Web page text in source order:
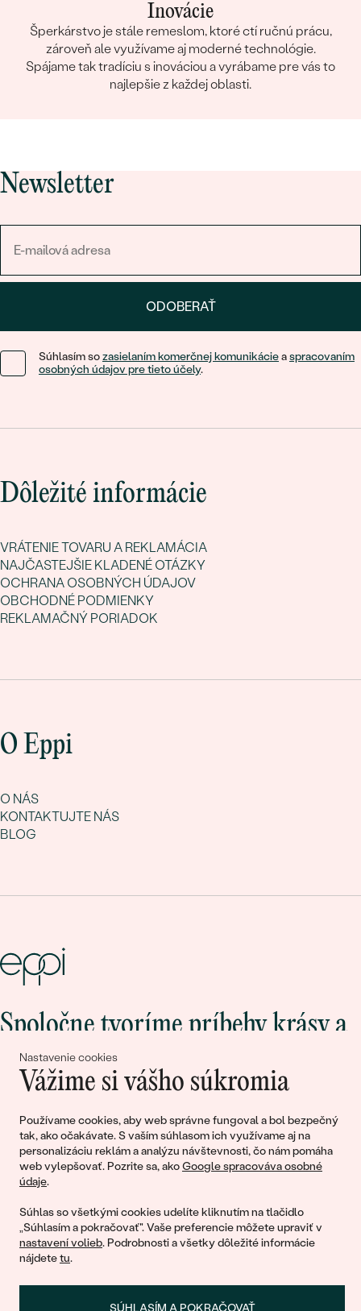
Nastavenie cookies
Vážime si vášho súkromia
Používame cookies, aby web správne fungoval a bol bezpečný
tak, ako očakávate. S vaším súhlasom ich využívame aj na
personalizáciu reklám a analýzu návštevnosti, čo nám pomáha
web vylepšovať. Pozrite sa, akoGoogle spracováva osobné
údaje.
Súhlas so všetkými cookies udelíte kliknutím na tlačidlo
„Súhlasím a pokračovať". Vaše preferencie môžete upraviť v
nastavení volieb. Podrobnosti a všetky dôležité informácie
nájdetetu.
SÚHLASÍM A POKRAČOVAŤ
Inovácie
Šperkárstvo je stále remeslom, ktoré ctí ručnú prácu,
zároveň ale využívame aj moderné technológie.
Spájame tak tradíciu s inováciou a vyrábame pre vás to
najlepšie z každej oblasti.
Newsletter
ODOBERAŤ
Súhlasím sozasielaním komerčnej komunikácieaspracovaním
osobných údajov pre tieto účely.
Dôležité informácie
VRÁTENIE TOVARU A REKLAMÁCIA
NAJČASTEJŠIE KLADENÉ OTÁZKY
OCHRANA OSOBNÝCH ÚDAJOV
OBCHODNÉ PODMIENKY
REKLAMAČNÝ PORIADOK
O Eppi
O NÁS
KONTAKTUJTE NÁS
BLOG
Spoločne tvoríme príbehy krásy a
lásky
© 2011 - 2026, Eppi.sk